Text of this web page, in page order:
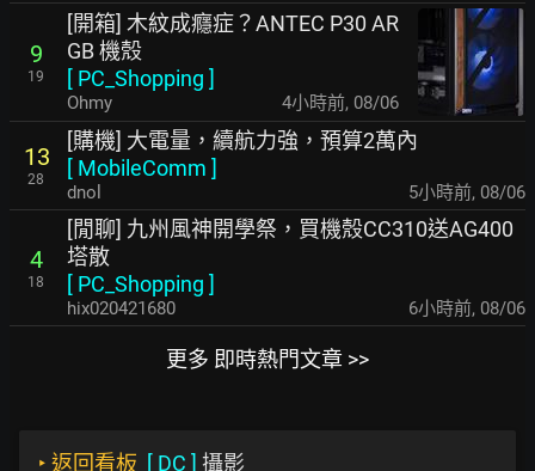
9
19
[開箱] 木紋成癮症？ANTEC P30 AR
GB 機殼
[ PC_Shopping ]
Ohmy 4小時前, 08/06
13
28
[購機] 大電量，續航力強，預算2萬內
[ MobileComm ]
dnol 5小時前, 08/06
4
18
[閒聊] 九州風神開學祭，買機殼CC310送AG400
塔散
[ PC_Shopping ]
hix020421680 6小時前, 08/06
更多 即時熱門文章 >>
‣ 返回看板 [ DC ] 攝影